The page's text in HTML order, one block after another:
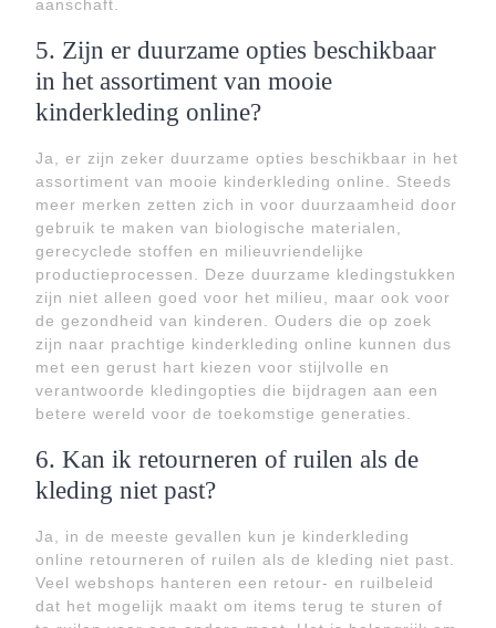
aanschaft.
5. Zijn er duurzame opties beschikbaar
in het assortiment van mooie
kinderkleding online?
Ja, er zijn zeker duurzame opties beschikbaar in het
assortiment van mooie kinderkleding online. Steeds
meer merken zetten zich in voor duurzaamheid door
gebruik te maken van biologische materialen,
gerecyclede stoffen en milieuvriendelijke
productieprocessen. Deze duurzame kledingstukken
zijn niet alleen goed voor het milieu, maar ook voor
de gezondheid van kinderen. Ouders die op zoek
zijn naar prachtige kinderkleding online kunnen dus
met een gerust hart kiezen voor stijlvolle en
verantwoorde kledingopties die bijdragen aan een
betere wereld voor de toekomstige generaties.
6. Kan ik retourneren of ruilen als de
kleding niet past?
Ja, in de meeste gevallen kun je kinderkleding
online retourneren of ruilen als de kleding niet past.
Veel webshops hanteren een retour- en ruilbeleid
dat het mogelijk maakt om items terug te sturen of